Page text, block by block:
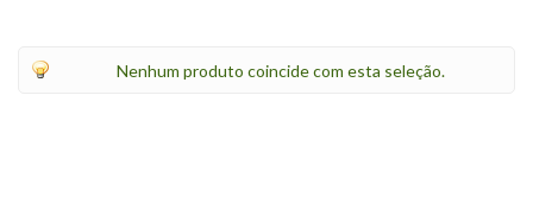
Nenhum produto coincide com esta seleção.